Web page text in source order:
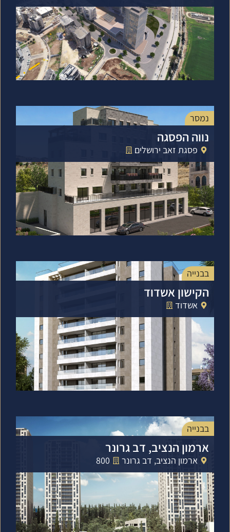
נמסר
נווה הפסגה
פסגת זאב ירושלים
בבנייה
הקישון אשדוד
אשדוד
בבנייה
ארמון הנציב, דב גרונר
ארמון הנציב, דב גרונר 800